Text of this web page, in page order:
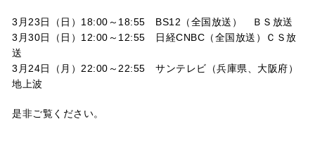
3月23日（日）18:00～18:55 BS12（全国放送） ＢＳ放送
3月30日（日）12:00～12:55 日経CNBC（全国放送）ＣＳ放
送
3月24日（月）22:00～22:55 サンテレビ（兵庫県、大阪府）
地上波
是非ご覧ください。